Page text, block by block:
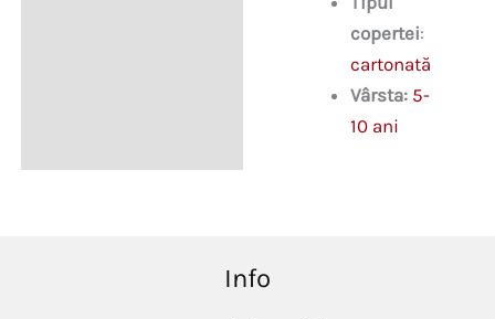
copertei:
cartonată
Vârsta: 5-
10 ani
Info